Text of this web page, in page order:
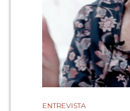
ENTREVISTA